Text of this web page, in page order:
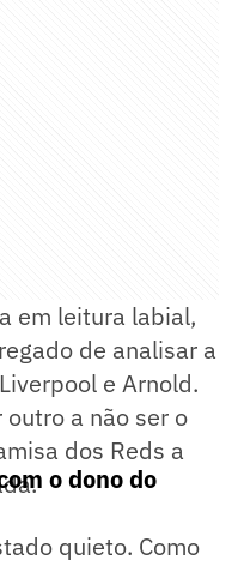
em leitura labial,
de analisar a
e Arnold.
a não ser o
dos Reds a
o dono do
quieto. Como